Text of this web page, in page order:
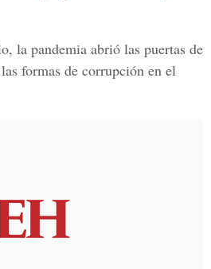
la pandemia abrió las puertas de
formas de corrupción en el